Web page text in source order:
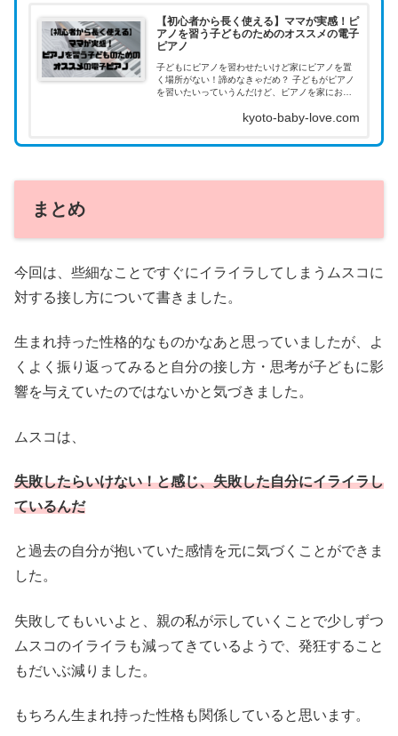
【初心者から長く使える】ママが実感！ピ
アノを習う子どものためのオススメの電子
ピアノ
子どもにピアノを習わせたいけど家にピアノを置
く場所がない！諦めなきゃだめ？ 子どもがピアノ
を習いたいっていうんだけど、ピアノを家におか
電子ピアノってある？ そんなお悩みに答えます。
kyoto-baby-love.com
まとめ
今回は、些細なことですぐにイライラしてしまうムスコに
対する接し方について書きました。
生まれ持った性格的なものかなあと思っていましたが、よ
くよく振り返ってみると自分の接し方・思考が子どもに影
響を与えていたのではないかと気づきました。
ムスコは、
失敗したらいけない！と感じ、失敗した自分にイライラし
ているんだ
と過去の自分が抱いていた感情を元に気づくことができま
した。
失敗してもいいよと、親の私が示していくことで少しずつ
ムスコのイライラも減ってきているようで、発狂すること
もだいぶ減りました。
もちろん生まれ持った性格も関係していると思います。